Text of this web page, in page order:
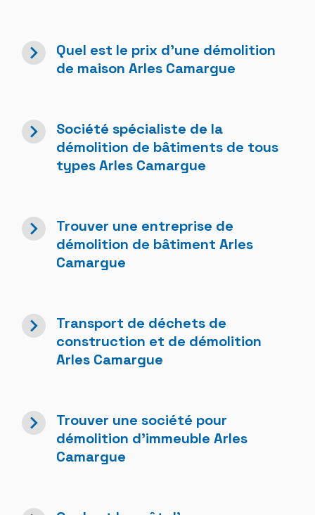
navigate_next
Quel est le prix d'une démolition
de maison Arles Camargue
navigate_next
Société spécialiste de la
démolition de bâtiments de tous
types Arles Camargue
navigate_next
Trouver une entreprise de
démolition de bâtiment Arles
Camargue
navigate_next
Transport de déchets de
construction et de démolition
Arles Camargue
navigate_next
Trouver une société pour
démolition d'immeuble Arles
Camargue